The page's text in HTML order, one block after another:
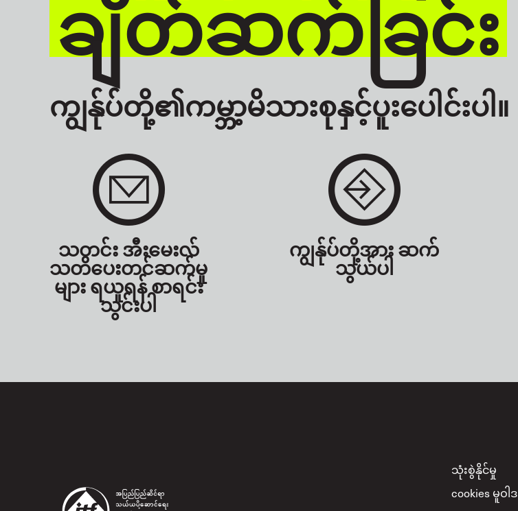
ချိတ်ဆက်ခြင်း
ကျွန်ုပ်တို့၏ကမ္ဘာ့မိသားစုနှင့်ပူးပေါင်းပါ။
သတင်း အီးမေးလ်
သတိပေးတင်ဆက်မှု
များ ရယူရန် စာရင်း
သွင်းပါ
ကျွန်ုပ်တို့အား ဆက်
သွယ်ပါ
Footer
သုံးစွဲနိုင်မှု
cookies မူဝါဒ